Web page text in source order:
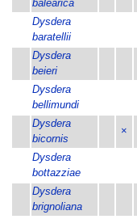
balearica
Dysdera
baratellii
Dysdera
beieri
Dysdera
bellimundi
Dysdera
bicornis
×
Dysdera
bottazziae
Dysdera
brignoliana